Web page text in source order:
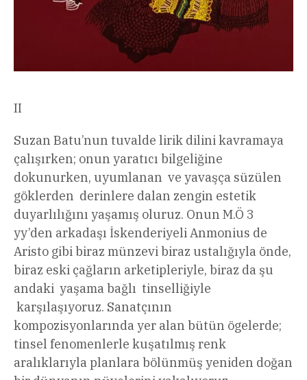
II
Suzan Batu’nun tuvalde lirik dilini kavramaya
çalışırken; onun yaratıcı bilgeliğine
dokunurken, uyumlanan ve yavaşça süzülen
göklerden derinlere dalan zengin estetik
duyarlılığını yaşamış oluruz. Onun M.Ö 3
yy’den arkadaşı İskenderiyeli Anmonius de
Aristo gibi biraz münzevi biraz ustalığıyla önde,
biraz eski çağların arketipleriyle, biraz da şu
andaki yaşama bağlı tinselliğiyle
karşılaşıyoruz. Sanatçının
kompozisyonlarında yer alan bütün ögelerde;
tinsel fenomenlerle kuşatılmış renk
aralıklarıyla planlara bölünmüş yeniden doğan